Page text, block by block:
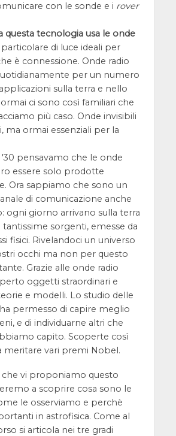
con le sonde e i rover
questa tecnologia usa le onde
di luce ideali per
è connessione. Onde radio
per un numero
sulla terra e nello
ci sono così familiari che
più caso. Onde invisibili
ma ormai essenziali per la
'30 pensavamo che le onde
essere solo prodotte
Ora sappiamo che sono un
di comunicazione anche
ogni giorno arrivano sulla terra
tantissime sorgenti, emesse da
fisici. Rivelandoci un universo
occhi ma non per questo
Grazie alle onde radio
oggetti straordinari e
e modelli. Lo studio delle
permesso di capire meglio
e di individuarne altri che
capito. Scoperte così
meritare vari premi Nobel.
vi proponiamo questo
a scoprire cosa sono le
le osserviamo e perchè
in astrofisica. Come al
si articola nei tre gradi